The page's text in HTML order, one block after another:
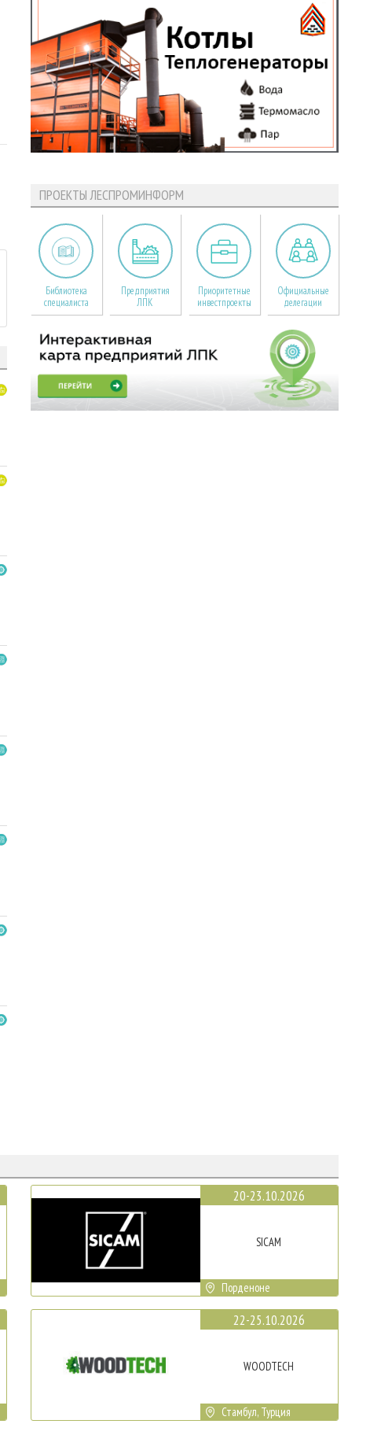
ПРОЕКТЫ ЛЕСПРОМИНФОРМ
Библиотека
специалиста
Предприятия
ЛПК
Приоритетные
инвестпроекты
Официальные
делегации
20-23.10.2026
SICAM
Порденоне
22-25.10.2026
WOODTECH
Стамбул, Турция